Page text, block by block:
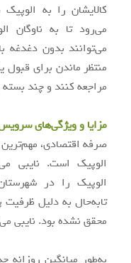
کالایشان را به
می‌رود تا به ناوگان
می‌توانند بدون
منتظر ماندن برای
مراجعه کنند و چند
مزایا و ویژگی‌های
صرفه اقتصادی،
الوپیک است. نایبی
الوپیک را در
تابه‌حال به دلیل
محقق نشده بود. نایبی